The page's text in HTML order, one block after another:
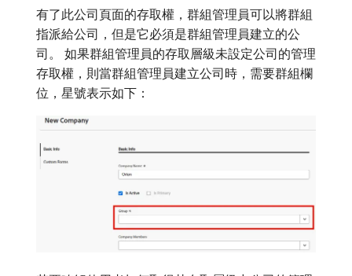
有了此公司頁面的存取權，群組管理員可以將群組
指派給公司，但是它必須是群組管理員建立的公
司。 如果群組管理員的存取層級未設定公司的管理
存取權，則當群組管理員建立公司時，需要群組欄
位，星號表示如下：